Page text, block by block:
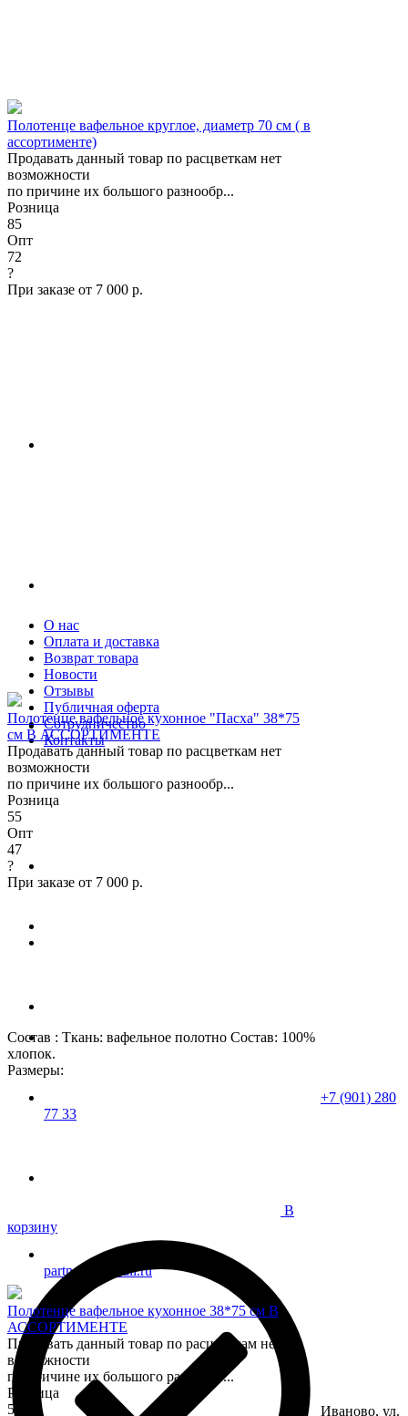
Полотенце вафельное круглое, диаметр 70 см ( в
ассортименте)
Продавать данный товар по расцветкам нет
возможности
по причине их большого разнообр...
Розница
85
Опт
72
?
При заказе от 7 000 р.
Состав : Ткань: вафельное полотно Состав: 100%
хлопок.
Размеры:
В
корзину
Полотенце вафельное кухонное "Пасха" 38*75
см В АССОРТИМЕНТЕ
Продавать данный товар по расцветкам нет
возможности
по причине их большого разнообр...
Розница
55
Опт
47
?
При заказе от 7 000 р.
Полотенце вафельное кухонное 38*75 см В
АССОРТИМЕНТЕ
Продавать данный товар по расцветкам нет
возможности
по причине их большого разнообр...
Розница
55
О нас
Оплата и доставка
Возврат товара
Новости
Отзывы
Публичная оферта
Сотрудничество
Контакты
+7 (901) 280
77 33
partner37@mail.ru
Иваново, ул.